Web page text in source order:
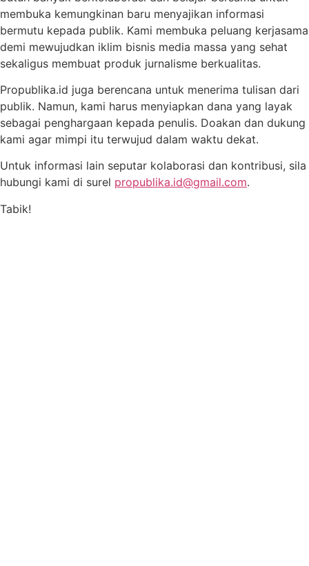
membuka kemungkinan baru menyajikan informasi
bermutu kepada publik. Kami membuka peluang kerjasama
demi mewujudkan iklim bisnis media massa yang sehat
sekaligus membuat produk jurnalisme berkualitas.
Propublika.id juga berencana untuk menerima tulisan dari
publik. Namun, kami harus menyiapkan dana yang layak
sebagai penghargaan kepada penulis. Doakan dan dukung
kami agar mimpi itu terwujud dalam waktu dekat.
Untuk informasi lain seputar kolaborasi dan kontribusi, sila
hubungi kami di surel propublika.id@gmail.com.
Tabik!